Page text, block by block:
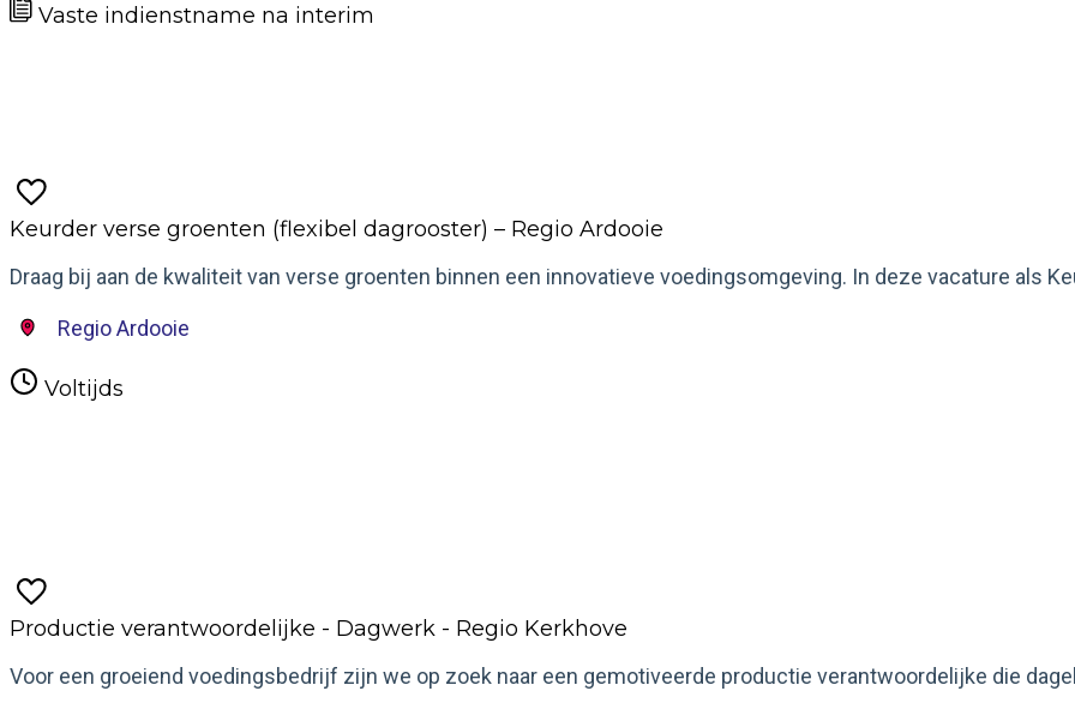
Vaste indienstname na interim
Keurder verse groenten (flexibel dagrooster) – Regio Ardooie
Draag bij aan de kwaliteit van verse groenten binnen een innovatieve voedingsomgeving. In deze vacature als
Regio Ardooie
Voltijds
Productie verantwoordelijke - Dagwerk - Regio Kerkhove
Voor een groeiend voedingsbedrijf zijn we op zoek naar een gemotiveerde productie verantwoordelijke die